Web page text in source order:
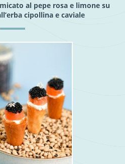
al pepe rosa e limone su
cipollina e caviale